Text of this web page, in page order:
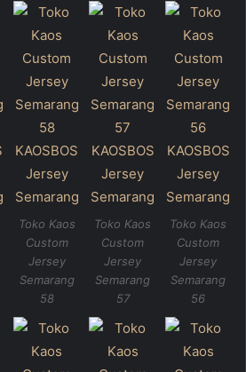
Toko Kaos
Custom
Jersey
Semarang
58
Toko Kaos
Custom
Jersey
Semarang
57
Toko Kaos
Custom
Jersey
Semarang
56